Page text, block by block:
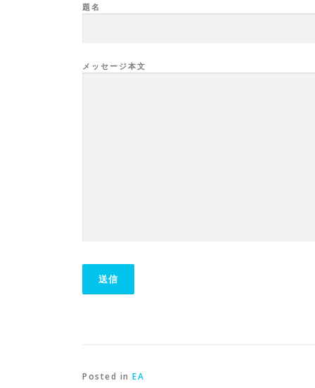
題名
メッセージ本文
Posted in EA